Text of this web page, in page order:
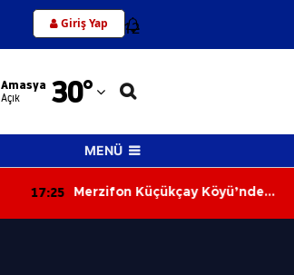
Giriş Yap 12
Amasya
Açık 30°
Adana
Adıyaman
Ağrı
Amasya
MENÜ
17:25
Merzifon Küçükçay Köyü’nde